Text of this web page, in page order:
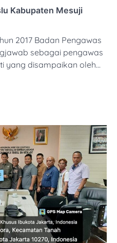
Kabupaten Mesuji
2017 Badan Pengawas
sebagai pengawas
yang disampaikan oleh…